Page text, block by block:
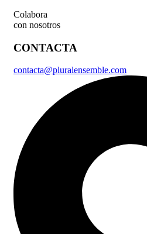
Colabora
con nosotros
CONTACTA
contacta@pluralensemble.com